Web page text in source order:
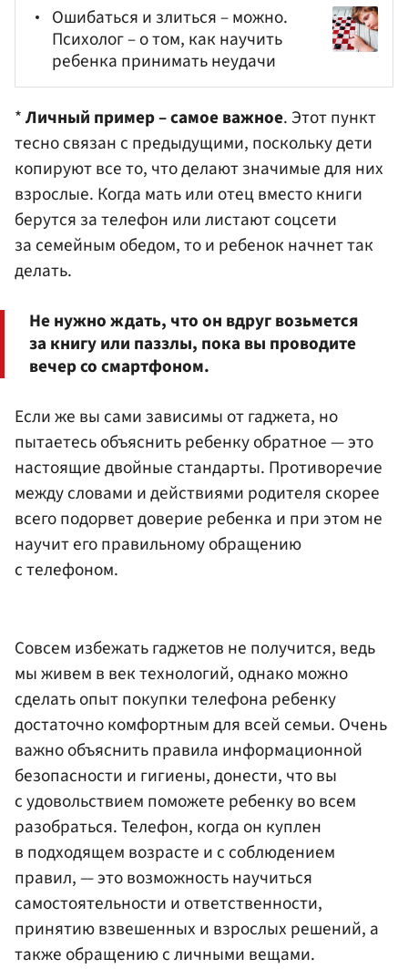
Ошибаться и злиться – можно.
Психолог – о том, как научить
ребенка принимать неудачи
*Личный пример – самое важное. Этот пункт
тесно связан с предыдущими, поскольку дети
копируют все то, что делают значимые для них
взрослые. Когда мать или отец вместо книги
берутся за телефон или листают соцсети
за семейным обедом, то и ребенок начнет так
делать.
Не нужно ждать, что он вдруг возьмется
за книгу или паззлы, пока вы проводите
вечер со смартфоном.
Если же вы сами зависимы от гаджета, но
пытаетесь объяснить ребенку обратное — это
настоящие двойные стандарты. Противоречие
между словами и действиями родителя скорее
всего подорвет доверие ребенка и при этом не
научит его правильному обращению
с телефоном.
Совсем избежать гаджетов не получится, ведь
мы живем в век технологий, однако можно
сделать опыт покупки телефона ребенку
достаточно комфортным для всей семьи. Очень
важно объяснить правила информационной
безопасности и гигиены, донести, что вы
с удовольствием поможете ребенку во всем
разобраться. Телефон, когда он куплен
в подходящем возрасте и с соблюдением
правил, — это возможность научиться
самостоятельности и ответственности,
принятию взвешенных и взрослых решений, а
также обращению с личными вещами.